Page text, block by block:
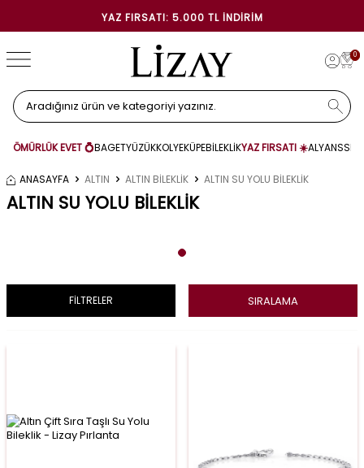
YAZ FIRSATI: 5.000 TL İNDIRIM
0
ÖMÜRLÜK EVET 💍BAGETYÜZÜKKOLYEKÜPEBİLEKLİKYAZ FIRSATI ☀️ALYANS
ANASAYFA ALTIN ALTIN BİLEKLİK ALTIN SU YOLU BİLEKLİK
ALTIN SU YOLU BİLEKLİK
FİLTRELER SIRALAMA